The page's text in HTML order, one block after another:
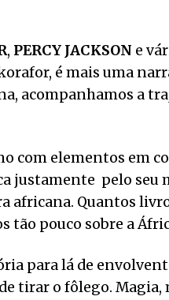
, PERCY JACKSON e
é mais uma
acompanhamos a
com elementos em
justamente pelo seu
africana. Quantos
tão pouco sobre a
para lá de
tirar o fôlego. Magia,